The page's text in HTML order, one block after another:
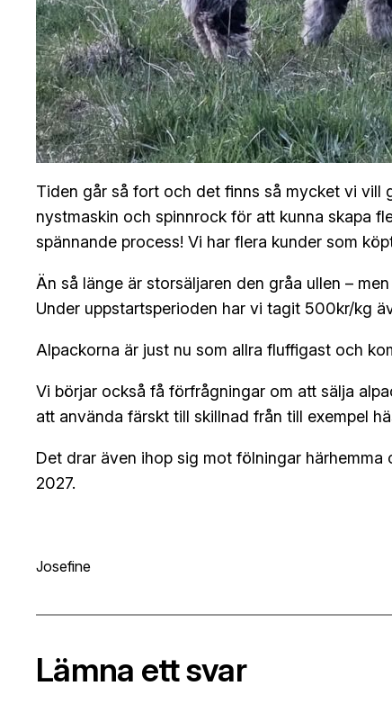
Tiden går så fort och det finns så mycket vi vill
nystmaskin och spinnrock för att kunna skapa
spännande process! Vi har flera kunder som
Än så länge är storsäljaren den gråa ullen –
Under uppstartsperioden har vi tagit 500kr/kg
Alpackorna är just nu som allra fluffigast och
Vi börjar också få förfrågningar om att sälja
att använda färskt till skillnad från till exempel
Det drar även ihop sig mot fölningar
2027.
Josefine
Lämna ett svar